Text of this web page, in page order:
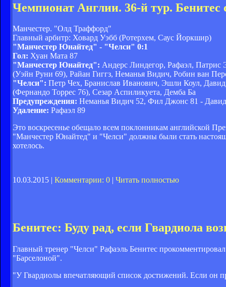
Чемпионат Англии. 36-й тур.
Манчестер. "Олд Траффорд"
Главный арбитр: Ховард Уэбб (Ротерхем, Саус Йоркшир)
"Манчестер Юнайтед" - "Челси" 0:1
Гол: Хуан Мата 87
"Манчестер Юнайтед": Андерс Линдегор, Рафаэл,
(Уэйн Руни 69), Райан Гиггз, Неманья Видич, Робин ван
"Челси": Петр Чех, Бранислав Иванович, Эшли Коул,
(Фернандо Торрес 76), Сезар Аспиликуета, Демба Ба
Предупреждения: Неманья Видич 52, Фил Джонс 81 -
Удаление: Рафаэл 89
Это воскресенье обещало всем поклонникам английской
"Манчестер Юнайтед" и "Челси" должны были стать
хотелось.
10.03.2015 | Комментарии: 0 | Читать полностью
Бенитес: Буду рад, если Гвардиола
Главный тренер "Челси" Рафаэль Бенитес
"Барселоной".
"У Гвардиолы впечатляющий список достижений. Если он